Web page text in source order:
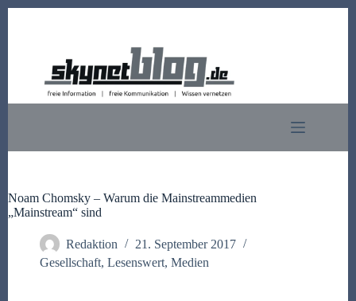
Noam Chomsky – Warum die Mainstreammedien
„Mainstream“ sind
Redaktion
21. September 2017
Gesellschaft, Lesenswert, Medien